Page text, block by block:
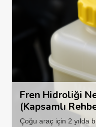
Fren Hidroliği
(Kapsamlı
Çoğu araç için 2 yılda